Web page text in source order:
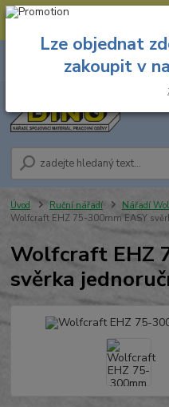
--- Spojovací materiál: 774 431
8.00 hod. - 16.00 hod.
Úvod Ruční nářadí Nářadí
Wolfcraft EHZ 75-300mm EASY
Wolfcraft EHZ
svěrka
Lze objednat
zakoupit v